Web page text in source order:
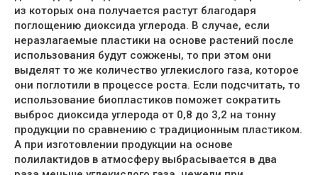
из которых она получается растут благодаря
поглощению диоксида углерода. В случае, если
неразлагаемые пластики на основе растений после
использования будут сожжены, то при этом они
выделят то же количество углекислого газа, которое
они поглотили в процессе роста. Если подсчитать, то
использование биопластиков поможет сократить
выброс диоксида углерода от 0,8 до 3,2 на тонну
продукции по сравнению с традиционным пластиком.
А при изготовлении продукции на основе
полилактидов в атмосферу выбрасывается в два